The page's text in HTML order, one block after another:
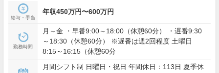
給与・手当
年収450万円〜600万円
勤務時間
月～金 ・早番9:00～18:00（休憩60分） ・遅番9:30
～18:30（休憩60分） ※遅番は週2回程度 土曜日
8:15～16:15（休憩60分
月間シフト制 日曜日・祝日 年間休日：113日 夏季休